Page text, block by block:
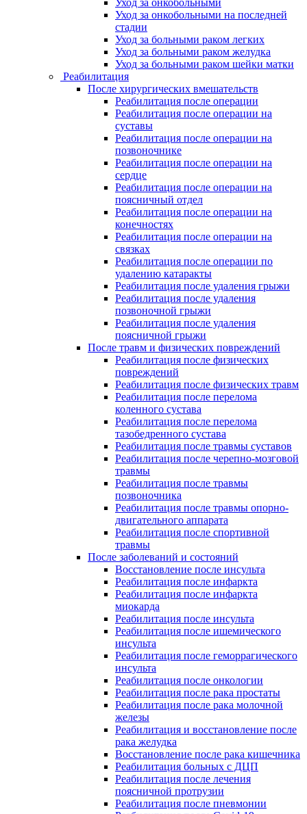
Уход за онкобольными
Уход за онкобольными на последней
стадии
Уход за больными раком легких
Уход за больными раком желудка
Уход за больными раком шейки матки
Реабилитация
После хирургических вмешательств
Реабилитация после операции
Реабилитация после операции на
суставы
Реабилитация после операции на
позвоночнике
Реабилитация после операции на
сердце
Реабилитация после операции на
поясничный отдел
Реабилитация после операции на
конечностях
Реабилитация после операции на
связках
Реабилитация после операции по
удалению катаракты
Реабилитация после удаления грыжи
Реабилитация после удаления
позвоночной грыжи
Реабилитация после удаления
поясничной грыжи
После травм и физических повреждений
Реабилитация после физических
повреждений
Реабилитация после физических травм
Реабилитация после перелома
коленного сустава
Реабилитация после перелома
тазобедренного сустава
Реабилитация после травмы суставов
Реабилитация после черепно-мозговой
травмы
Реабилитация после травмы
позвоночника
Реабилитация после травмы опорно-
двигательного аппарата
Реабилитация после спортивной
травмы
После заболеваний и состояний
Восстановление после инсульта
Реабилитация после инфаркта
Реабилитация после инфаркта
миокарда
Реабилитация после инсульта
Реабилитация после ишемического
инсульта
Реабилитация после геморрагического
инсульта
Реабилитация после онкологии
Реабилитация после рака простаты
Реабилитация после рака молочной
железы
Реабилитация и восстановление после
рака желудка
Восстановление после рака кишечника
Реабилитация больных с ДЦП
Реабилитация после лечения
поясничной протрузии
Реабилитация после пневмонии